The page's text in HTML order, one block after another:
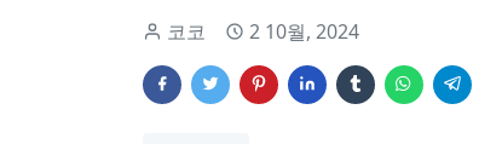
코코 2 10월, 2024